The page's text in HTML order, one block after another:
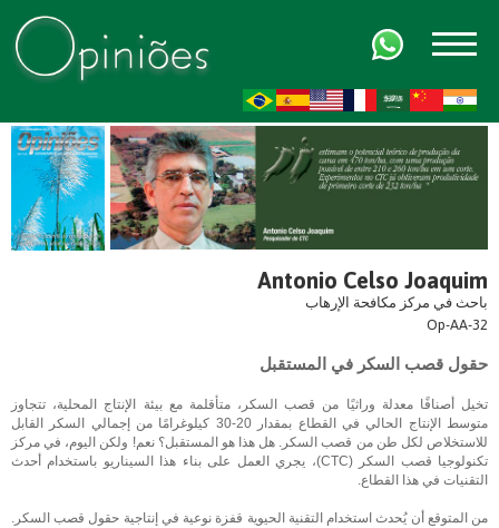
Antonio Celso Joaquim
باحث في مركز مكافحة الإرهاب
Op-AA-32
حقول قصب السكر في المستقبل
تخيل أصنافًا معدلة وراثيًا من قصب السكر، متأقلمة مع بيئة الإنتاج المحلية، تتجاوز
متوسط ​​الإنتاج الحالي في القطاع بمقدار 20-30 كيلوغرامًا من إجمالي السكر القابل
للاستخلاص لكل طن من قصب السكر. هل هذا هو المستقبل؟ نعم! ولكن اليوم، في مركز
تكنولوجيا قصب السكر (CTC)، يجري العمل على بناء هذا السيناريو باستخدام أحدث
التقنيات في هذا القطاع.
من المتوقع أن يُحدث استخدام التقنية الحيوية قفزة نوعية في إنتاجية حقول قصب السكر.